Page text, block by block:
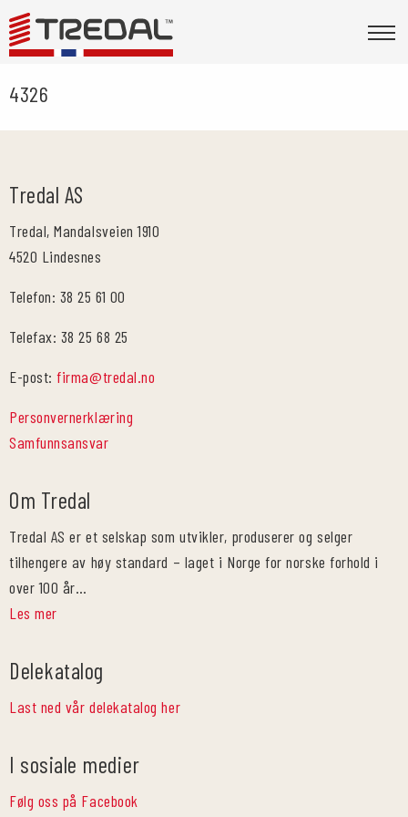
4326
Tredal AS
Tredal, Mandalsveien 1910
4520 Lindesnes
Telefon: 38 25 61 00
Telefax: 38 25 68 25
E-post:firma@tredal.no
Personvernerklæring
Samfunnsansvar
Om Tredal
Tredal AS er et selskap som utvikler, produserer og selger
tilhengere av høy standard – laget i Norge for norske forhold i
over 100 år…
Les mer
Delekatalog
Last ned vår delekatalog her
I sosiale medier
Følg oss på Facebook